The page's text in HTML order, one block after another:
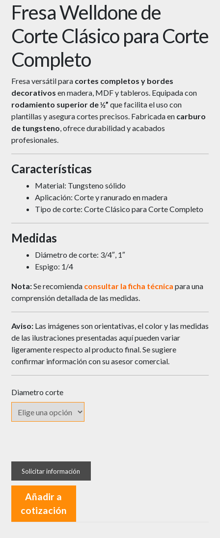
Fresa Welldone de
Corte Clásico para Corte
Completo
Fresa versátil para cortes completos y bordes
decorativos en madera, MDF y tableros. Equipada con
rodamiento superior de ½” que facilita el uso con
plantillas y asegura cortes precisos. Fabricada en carburo
de tungsteno, ofrece durabilidad y acabados
profesionales.
Características
Material: Tungsteno sólido
Aplicación: Corte y ranurado en madera
Tipo de corte: Corte Clásico para Corte Completo
Medidas
Diámetro de corte: 3/4″, 1″
Espigo: 1/4
Nota:Se recomiendaconsultar la ficha técnica para una
comprensión detallada de las medidas.
Aviso: Las imágenes son orientativas, el color y las medidas
de las ilustraciones presentadas aquí pueden variar
ligeramente respecto al producto final. Se sugiere
confirmar información con su asesor comercial.
Diametro corte
Welldone
de
Clásico
para
Añadir a
cotización